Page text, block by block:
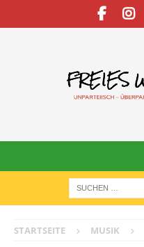
STARTSEITE MUSIK